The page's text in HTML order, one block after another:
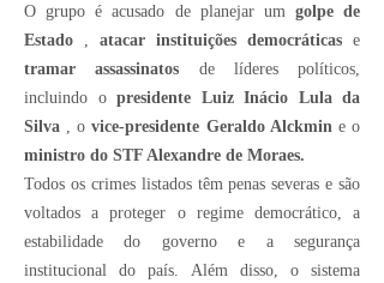
O grupo é acusado de planejar um golpe de
Estado
atacar instituições democráticas e
tramar assassinatos de líderes políticos,
incluindo o presidente Luiz Inácio Lula da
Silva , ovice-presidente Geraldo Alckmin e o
ministro do STF Alexandre de Moraes.
Todos os crimes listados têm penas severas e são
voltados a proteger o regime democrático, a
estabilidade do governo e a segurança
institucional do país. Além disso, o sistema